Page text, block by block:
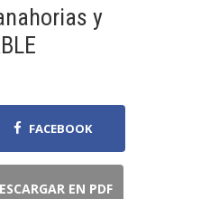
y
FACEBOOK
EN PDF